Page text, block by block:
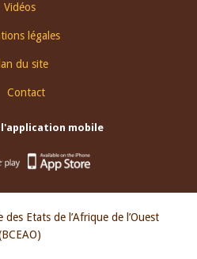
Vidéos
légales
du site
Contact
l'application mobile
Etats de l’Afrique de l’Ouest